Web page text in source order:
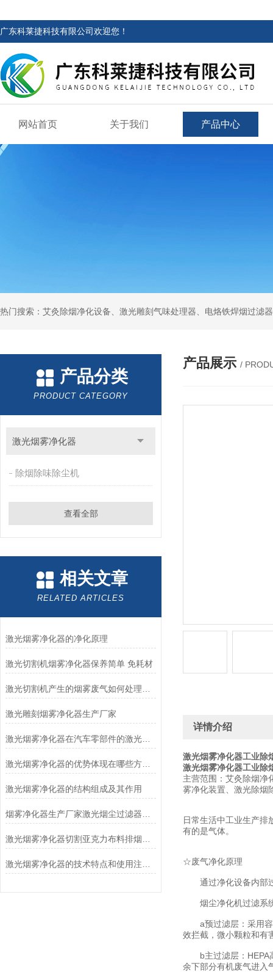
广东科莱捷科技有限公司欢迎您！
网站首页 关于我们 产品中心
产品分类
PRODUCT CATEGORY
激光烟雾净化器
除烟除味除尘机
查看全部
相关文章
RELATED ARTICLES
激光烟雾净化器的净化原理
激光切割机烟雾净化器保养简单 免耗材
激光雕刻烟雾净化器生产厂家
激光烟雾净化器在汽车零部件的激光加工中的应用
激光烟雾净化器的优势体现在哪些方面？
激光烟雾净化器的结构组成及其作用
产品展示 /
详情介绍
激光烟雾净化器工业除
激光烟雾净化器工业除
主营范围：艾灸除烟净
雾净化装置、激光除烟
日常生活中工业生产排
有的是气体。
☆废气净化原理
通过净化设备内部过
烟尘净化机过滤系统
a预过滤层：采用容
效拦截，微小颗粒和有
b主过滤层：HEPA高
余下部分有机废气进入